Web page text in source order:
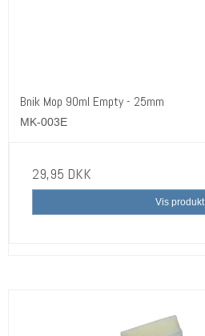
Bnik Mop 90ml Empty - 25mm
MK-003E
29,95 DKK
Vis produkt